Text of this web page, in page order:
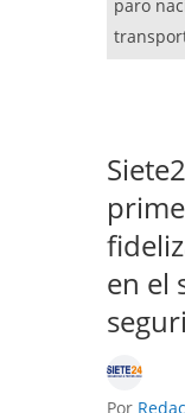
paro
en el
Por